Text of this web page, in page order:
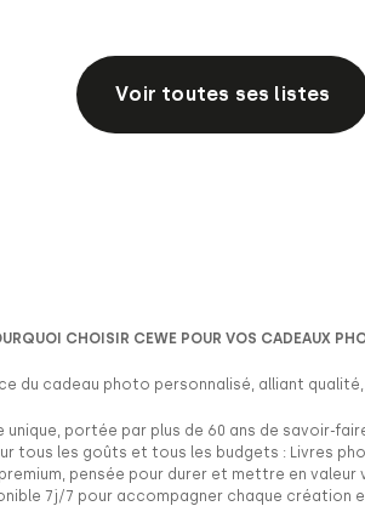
Voir toutes ses listes
CHOISIR CEWEPOUR VOS CADEAUX
du cadeau photo personnalisé, alliant
unique, portée par plus de 60 ans de savoir-
tous les goûts et tous les budgets : Livres
pensée pour durer et mettre en valeur
7j/7 pour accompagner chaque création